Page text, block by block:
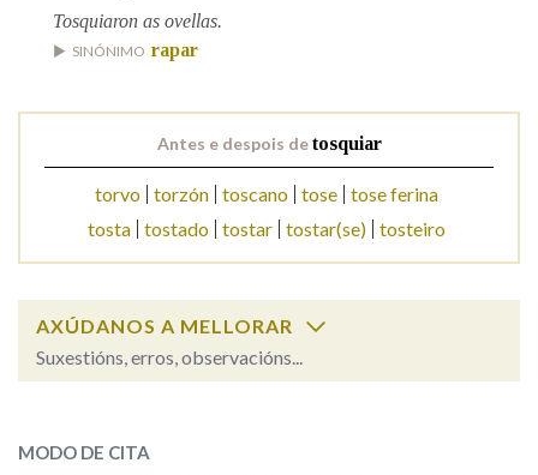
Contén
BUSCAR NO CONTIDO
Nas definicións
Nos exemplos
Na fraseoloxía
Tosquiaron as ovellas.
SINÓNIMO rapar
Antes e despois detosquiar
torvo torzón toscano tose
tose ferina
tosta
tostado tostar tostar(se) tosteiro
AXÚDANOS A MELLORAR
Suxestións, erros, observacións...
ESCOLLE UNHA OPCIÓN:
MODO DE CITA